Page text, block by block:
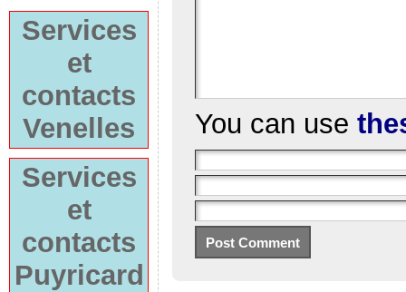
Services
et
contacts
Venelles
Services
et
contacts
Puyricard
You can use